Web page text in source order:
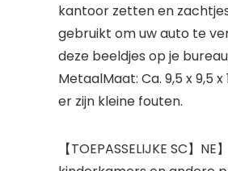
kantoor zetten en
gebruikt om uw auto te
deze beeldjes op je
MetaalMaat: Ca. 9,5 x 9,5
er zijn kleine fouten.
【TOEPASSELIJKE SC